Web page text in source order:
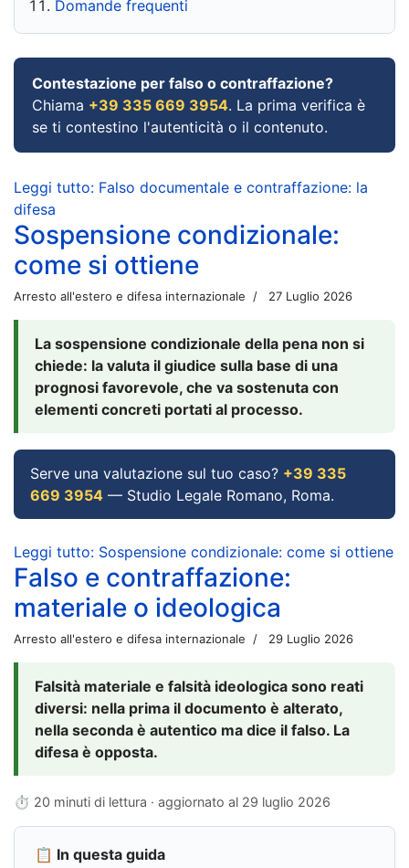
Domande frequenti
Contestazione per falso o contraffazione?
Chiama +39 335 669 3954. La prima verifica è
se ti contestino l'autenticità o il contenuto.
Leggi tutto: Falso documentale e contraffazione: la
difesa
Sospensione condizionale:
come si ottiene
Arresto all'estero e difesa internazionale 27 Luglio 2026
La sospensione condizionale della pena non si
chiede: la valuta il giudice sulla base di una
prognosi favorevole, che va sostenuta con
elementi concreti portati al processo.
Serve una valutazione sul tuo caso? +39 335
669 3954 — Studio Legale Romano, Roma.
Leggi tutto: Sospensione condizionale: come si ottiene
Falso e contraffazione:
materiale o ideologica
Arresto all'estero e difesa internazionale 29 Luglio 2026
Falsità materiale e falsità ideologica sono reati
diversi: nella prima il documento è alterato,
nella seconda è autentico ma dice il falso. La
difesa è opposta.
⏱ 20 minuti di lettura · aggiornato al 29 luglio 2026
📋 In questa guida